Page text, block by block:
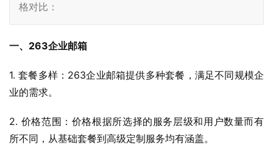
格对比：
一、263企业邮箱
1. 套餐多样：263企业邮箱提供多种套餐，满足不同规模企
业的需求。
2. 价格范围：价格根据所选择的服务层级和用户数量而有
所不同，从基础套餐到高级定制服务均有涵盖。